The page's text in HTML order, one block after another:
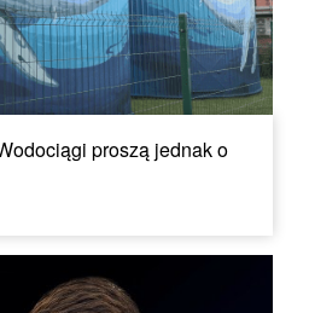
proszą jednak o